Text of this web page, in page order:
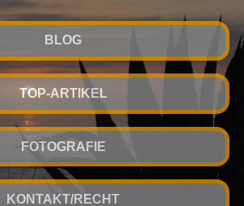
BLOG
TOP-ARTIKEL
FOTOGRAFIE
KONTAKT/RECHT